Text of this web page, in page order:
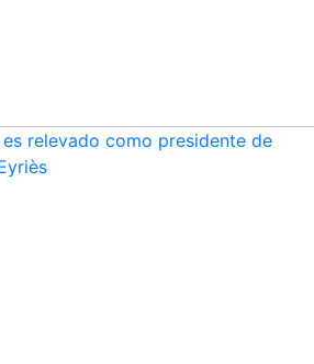
relevado como presidente de